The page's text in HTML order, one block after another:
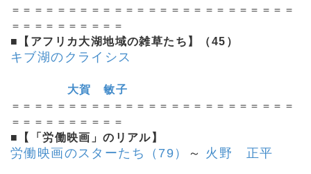
＝＝＝＝＝＝＝＝＝＝＝＝＝＝＝＝＝＝＝＝＝＝＝＝＝
＝＝＝＝＝＝＝＝＝＝
■【アフリカ大湖地域の雑草たち】（45）
キブ湖のクライシス
大賀 敏子
＝＝＝＝＝＝＝＝＝＝＝＝＝＝＝＝＝＝＝＝＝＝＝＝＝
＝＝＝＝＝＝＝＝＝＝
■【「労働映画」のリアル】
労働映画のスターたち（79） ～ 火野 正平